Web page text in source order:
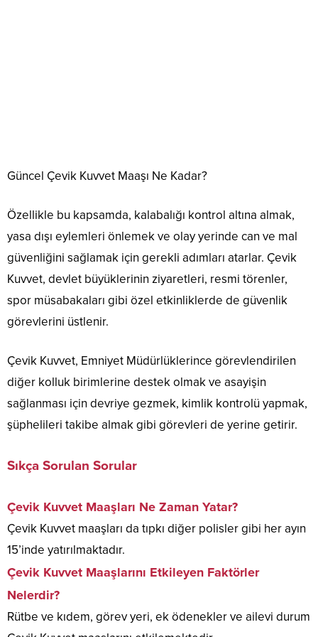
Güncel Çevik Kuvvet Maaşı Ne Kadar?
Özellikle bu kapsamda, kalabalığı kontrol altına almak,
yasa dışı eylemleri önlemek ve olay yerinde can ve mal
güvenliğini sağlamak için gerekli adımları atarlar. Çevik
Kuvvet, devlet büyüklerinin ziyaretleri, resmi törenler,
spor müsabakaları gibi özel etkinliklerde de güvenlik
görevlerini üstlenir.
Çevik Kuvvet, Emniyet Müdürlüklerince görevlendirilen
diğer kolluk birimlerine destek olmak ve asayişin
sağlanması için devriye gezmek, kimlik kontrolü yapmak,
şüphelileri takibe almak gibi görevleri de yerine getirir.
Sıkça Sorulan Sorular
Çevik Kuvvet Maaşları Ne Zaman Yatar?
Çevik Kuvvet maaşları da tıpkı diğer polisler gibi her ayın
15’inde yatırılmaktadır.
Çevik Kuvvet Maaşlarını Etkileyen Faktörler
Nelerdir?
Rütbe ve kıdem, görev yeri, ek ödenekler ve ailevi durum